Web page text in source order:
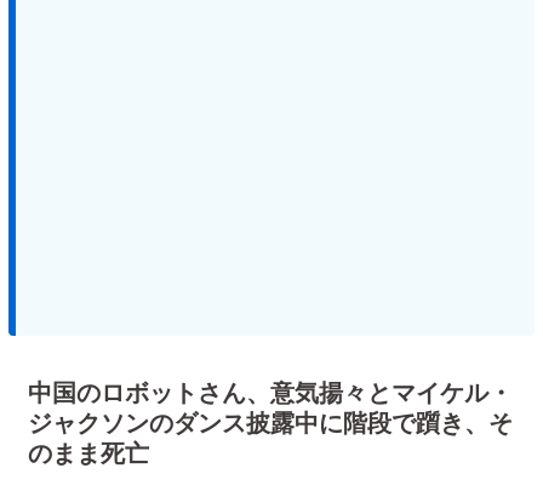
中国のロボットさん、意気揚々とマイケル・
ジャクソンのダンス披露中に階段で躓き、そ
のまま死亡